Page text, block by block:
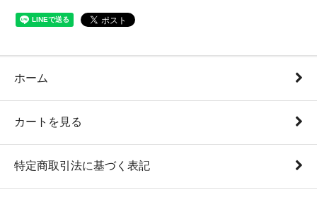
ホーム
カートを見る
特定商取引法に基づく表記